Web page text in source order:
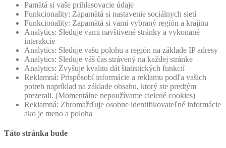
Pamätá si vaše prihlasovacie údaje
Funkcionality: Zapamätá si nastavenie sociálnych sietí
Funkcionality: Zapamätá si vami vybraný región a krajinu
Analytics: Sleduje vami navštívené stránky a vykonané
interakcie
Analytics: Sleduje vašu polohu a región na základe IP adresy
Analytics: Sleduje váš čas strávený na každej stránke
Analytics: Zvyšuje kvalitu dát štatistických funkcií
Reklamná: Prispôsobí informácie a reklamu podľa vašich
potreb napríklad na základe obsahu, ktorý ste predtým
prezerali. (Momentálne nepoužívame cielené cookies)
Reklamná: Zhromažďuje osobne identifikovateľné informácie
ako je meno a poloha
Táto stránka bude